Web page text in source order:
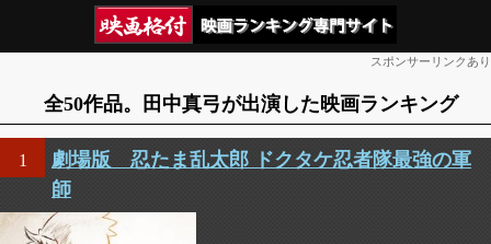
スポンサーリンクあり
全50作品。田中真弓が出演した映画ランキング
1
劇場版 忍たま乱太郎 ドクタケ忍者隊最強の軍
師